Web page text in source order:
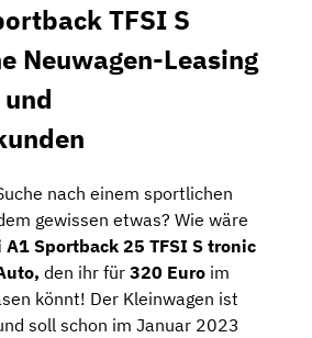
TFSI S
Neuwagen-Leasing
nach einem sportlichen
gewissen etwas? Wie wäre
A1 Sportback 25 TFSI S tronic
den ihr für 320 Euro im
könnt! Der Kleinwagen ist
soll schon im Januar 2023